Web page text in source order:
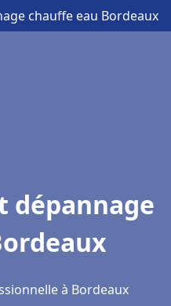
chauffe eau Bordeaux
dépannage
à Bordeaux